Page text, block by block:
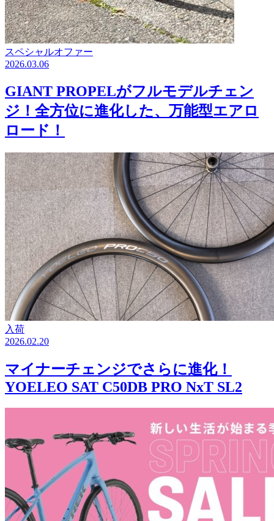
スペシャルオファー
2026.03.06
GIANT PROPELがフルモデルチェン
ジ！全方位に進化した、万能型エアロ
ロード！
入荷
2026.02.20
マイナーチェンジでさらに進化！
YOELEO SAT C50DB PRO NxT SL2